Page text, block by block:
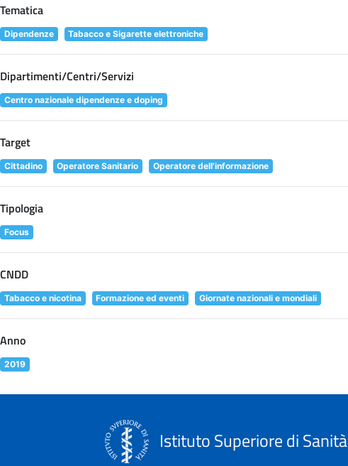
Tematica
Dipendenze Tabacco e Sigarette elettroniche
Dipartimenti/Centri/Servizi
Centro nazionale dipendenze e doping
Target
Cittadino Operatore Sanitario Operatore dell'informazione
Tipologia
Focus
CNDD
Tabacco e nicotina Formazione ed eventi Giornate nazionali e mondiali
Anno
2019
Istituto Superiore di Sanità